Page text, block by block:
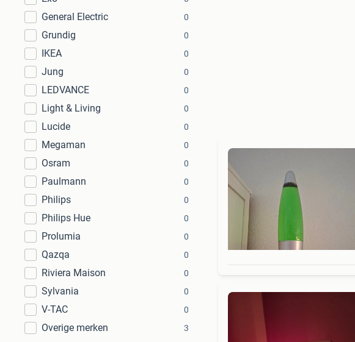
General Electric 0
Grundig 0
IKEA 0
Jung 0
LEDVANCE 0
Light & Living 0
Lucide 0
Megaman 0
Osram 0
Paulmann 0
Philips 0
Philips Hue 0
Prolumia 0
Qazqa 0
Riviera Maison 0
Sylvania 0
V-TAC 0
Overige merken 3